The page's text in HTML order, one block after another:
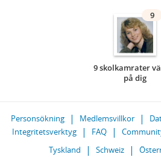
9
9 skolkamrater
på dig
Personsökning Medlemsvillkor
Integritetsverktyg
FAQ
Tyskland
Schweiz